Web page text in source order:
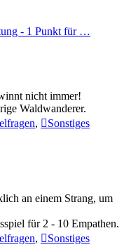
- 1 Punkt für …
nicht immer!
Waldwanderer.
,
Sonstiges
an einem Strang, um
für 2 - 10 Empathen.
,
Sonstiges